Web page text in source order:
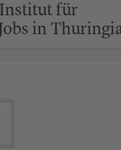
für
in